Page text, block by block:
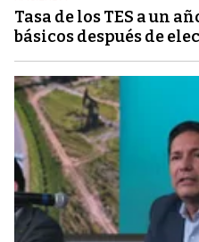
Tasa de los TES a un
básicos después de